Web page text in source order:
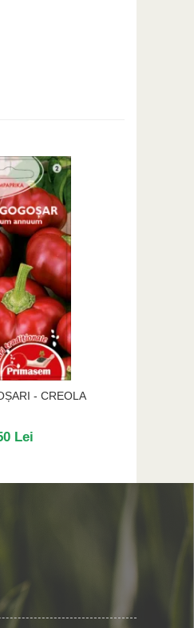
- CREOLA
Lei